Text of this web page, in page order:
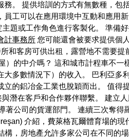
。 提供培訓的方式有無數種，包
工可以在應用環境中互動和應用
題或工作角色進行客製化。 準備
計事務所 您可能還會被要求提供個
和客房可供出租，露營地不需要提
的中介嗎？ 這和城市計程車不一
多數情況下）的收入。 巴利亞多
的鋁冶金工業也脫穎而出。 值得
潛在客戶和合作夥伴聯繫。 建立
公司的貨運部門。 連續三次奪得
介紹，費萊格瓦爾體育場的現
，房地產允許多家公司在不同的